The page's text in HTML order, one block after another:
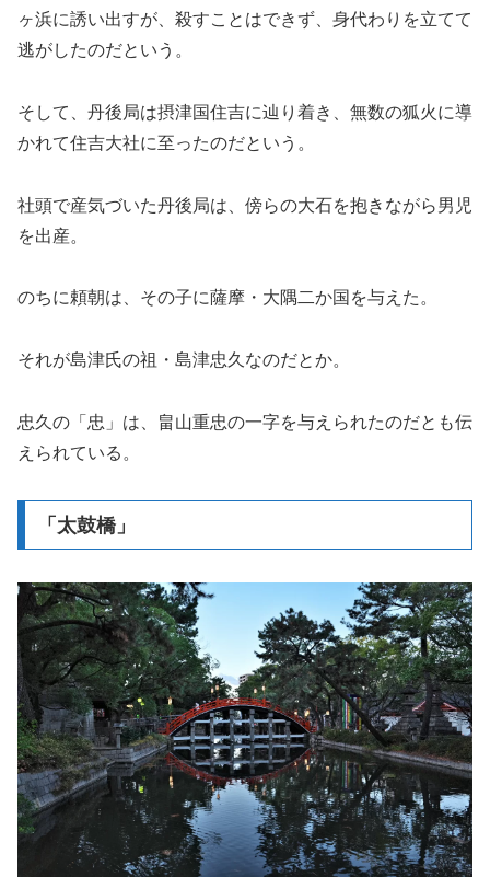
ヶ浜に誘い出すが、殺すことはできず、身代わりを立てて
逃がしたのだという。
そして、丹後局は摂津国住吉に辿り着き、無数の狐火に導
かれて住吉大社に至ったのだという。
社頭で産気づいた丹後局は、傍らの大石を抱きながら男児
を出産。
のちに頼朝は、その子に薩摩・大隅二か国を与えた。
それが島津氏の祖・島津忠久なのだとか。
忠久の「忠」は、畠山重忠の一字を与えられたのだとも伝
えられている。
「太鼓橋」